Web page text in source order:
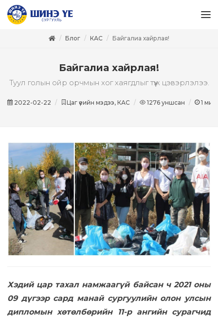
Блог КАС Байгалиа хайрлая!
Байгалиа хайрлая!
Туул голын ойр орчмын хог хаягдлыг түүж цэвэрлэлээ.
2022-02-22 Цаг үеийн мэдээ, КАС 1276 уншсан 1
Хэдий цар тахал намжаагүй байсан ч 2021 оны
09 дүгээр сард манай сургуулийн олон улсын
дипломын хөтөлбөрийн 11-р ангийн сурагчид